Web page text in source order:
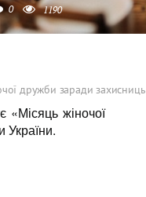
0 1190
дружби заради захисниць
«Місяць жіночої
України.